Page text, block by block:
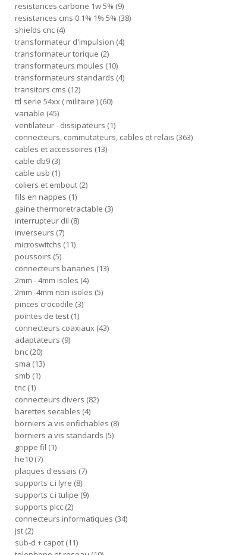
resistances carbone 1w 5% 9
resistances cms 0.1% 1% 5% 38
shields cnc 4
transformateur d'impulsion 4
transformateur torique 2
transformateurs moules 10
transformateurs standards 4
transitors cms 12
ttl serie 54xx ( militaire ) 60
variable 45
ventilateur - dissipateurs 1
connecteurs, commutateurs, cables et relais 363
cables et accessoires 13
cable db9 3
cable usb 1
coliers et embout 2
fils en nappes 1
gaine thermoretractable 3
interrupteur dil 8
inverseurs 7
microswitchs 11
poussoirs 5
connecteurs bananes 13
2mm - 4mm isoles 4
2mm -4mm non isoles 5
pinces crocodile 3
pointes de test 1
connecteurs coaxiaux 43
adaptateurs 9
bnc 20
sma 13
smb 1
tnc 1
connecteurs divers 82
barettes secables 4
borniers a vis enfichables 8
borniers a vis standards 5
grippe fil 1
he10 7
plaques d'essais 7
supports c.i lyre 8
supports c.i tulipe 9
supports plcc 2
connecteurs informatiques 34
jst 2
sub-d + capot 11